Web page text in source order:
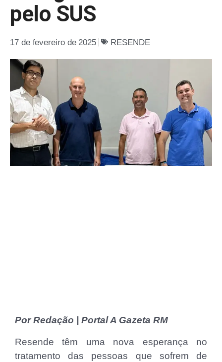
pelo SUS
17 de fevereiro de 2025 RESENDE
Por Redação | Portal A Gazeta RM
Resende têm uma nova esperança no
tratamento das pessoas que sofrem de